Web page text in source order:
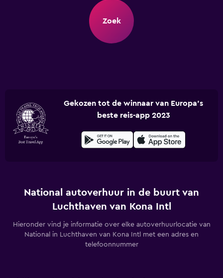
Zoek
Gekozen tot de winnaar van Europa's
beste reis-app 2023
National autoverhuur in de buurt van
Luchthaven van Kona Intl
Hieronder vind je informatie over elke autoverhuurlocatie van
National in Luchthaven van Kona Intl met een adres en
telefoonnummer